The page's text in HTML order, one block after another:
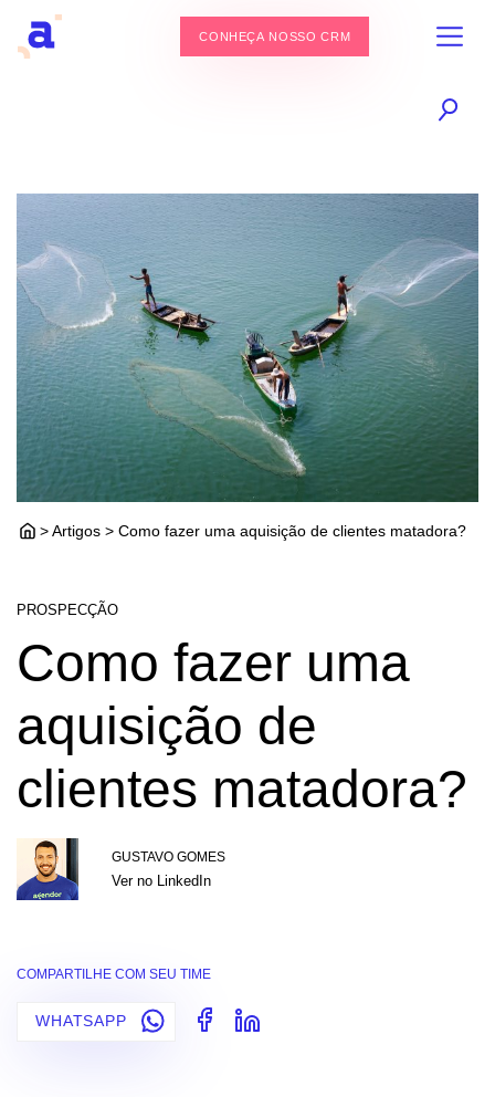
CONHEÇA NOSSO CRM
> Artigos > Como fazer uma aquisição de clientes matadora?
PROSPECÇÃO
Como fazer uma
aquisição de
clientes matadora?
GUSTAVO GOMES
Ver no LinkedIn
COMPARTILHE COM SEU TIME
WHATSAPP